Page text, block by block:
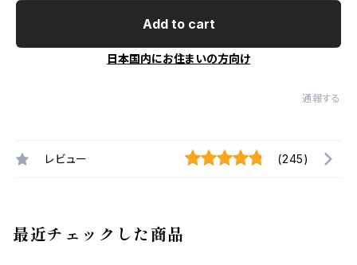
Add to cart
日本国内にお住まいの方向け
通報する
レビュー (245)
最近チェックした商品